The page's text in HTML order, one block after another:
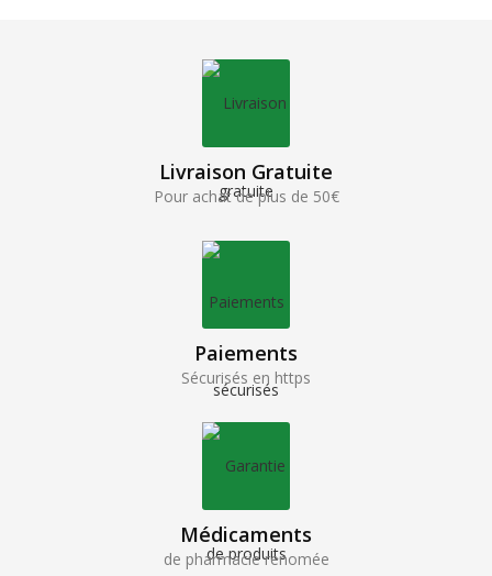
Livraison Gratuite
Pour achat de plus de 50€
Paiements
Sécurisés en https
Médicaments
de pharmacie renomée